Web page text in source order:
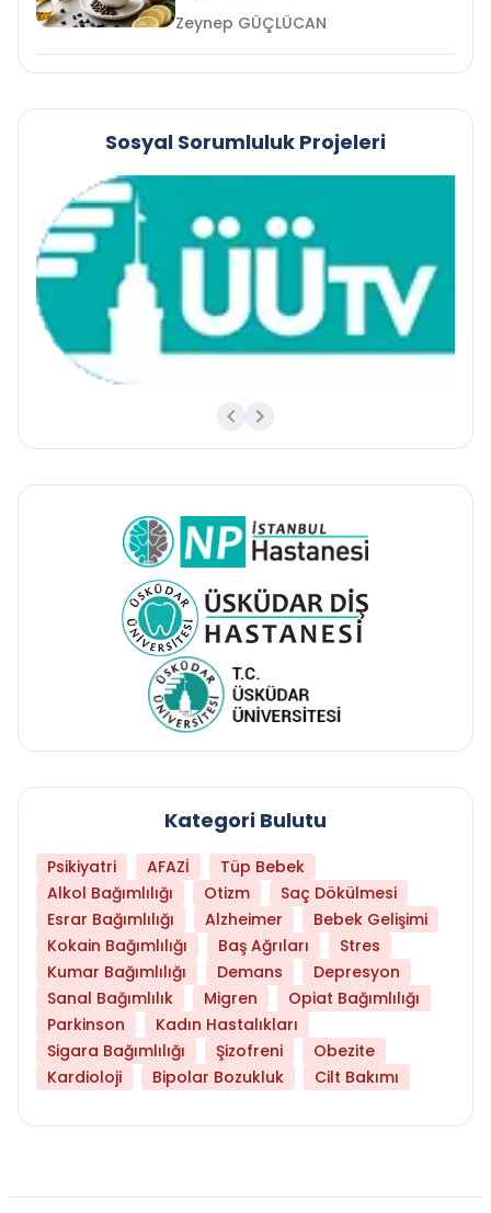
Zeynep GÜÇLÜCAN
Sosyal Sorumluluk Projeleri
Kategori Bulutu
Psikiyatri AFAZİ
Tüp Bebek
Alkol Bağımlılığı
Otizm
Saç Dökülmesi
Esrar Bağımlılığı
Alzheimer
Bebek Gelişimi
Kokain Bağımlılığı
Baş Ağrıları
Stres
Kumar Bağımlılığı
Demans
Depresyon
Sanal Bağımlılık
Migren
Opiat Bağımlılığı
Parkinson
Kadın Hastalıkları
Sigara Bağımlılığı
Şizofreni
Obezite
Kardioloji
Bipolar Bozukluk Cilt Bakımı